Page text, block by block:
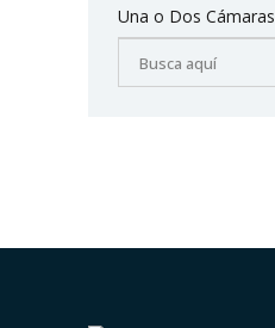
Una o Dos Cámaras